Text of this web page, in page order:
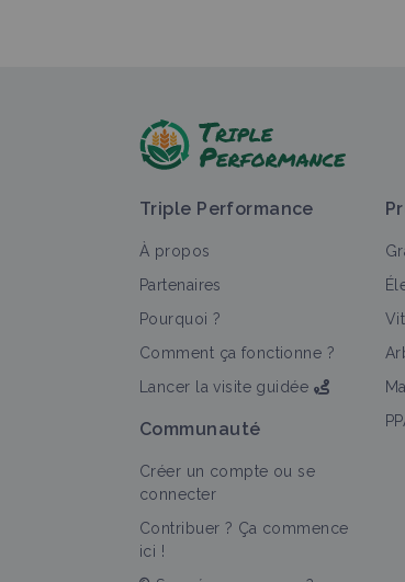
Triple Performance
À propos
Partenaires
Pourquoi ?
Comment ça fonctionne ?
Lancer la visite guidée
Communauté
Créer un compte ou se
connecter
Contribuer ? Ça commence
ici !